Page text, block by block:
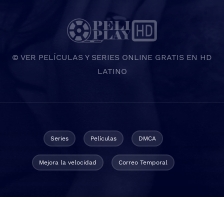
© VER PELÍCULAS Y SERIES ONLINE GRATIS EN HD
LATINO
Series Películas DMCA
Mejora la velocidad Correo Temporal